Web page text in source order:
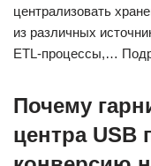
централизовать
из различных
ETL-процессы,…
Почему
центра